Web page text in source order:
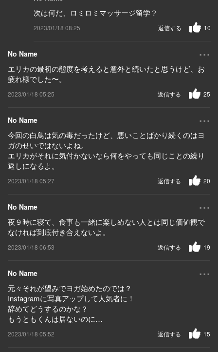
次は何だ、ロミロミマッサージ留学？
2023/01/18 08:25 10
返信する
No Name ...
エリカの最初の態度を考えると意外と続いたと思うけど、お
疲れ様でした〜。
2023/01/18 05:25 25
返信する
No Name ...
今回の白鳥は気の毒だったけど、悪いことばかり続くのはヨ
ガのせいではないよね。
エリカがそれに気付かないなら何をやっても同じことの繰り
返しになるよ。
2023/01/18 05:27 20
返信する
No Name ...
夜９時に寝て、食事も一緒に楽しめない人とは同じ価値観で
なければ到底付き合えないよ。
2023/01/18 06:53 19
返信する
No Name ...
元々それが望みでヨガ始めたのでは？
Instagramに写真アップして人気者に！
辞めてどうするのかな？
もうともくんは居ないのに…
2023/01/18 05:52 15
返信する